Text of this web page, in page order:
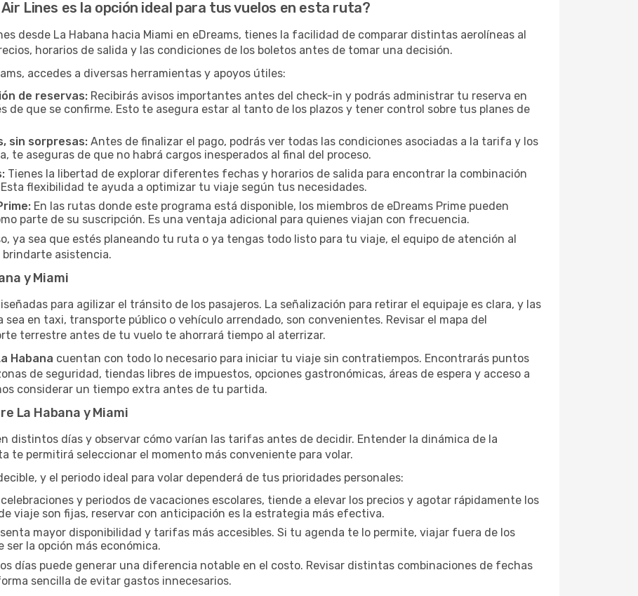
Lines es la opción ideal para tus vuelos en esta ruta?
desde La Habana hacia Miami en eDreams, tienes la facilidad de comparar distintas aerolíneas al
horarios de salida y las condiciones de los boletos antes de tomar una decisión.
accedes a diversas herramientas y apoyos útiles:
de reservas: Recibirás avisos importantes antes del check-in y podrás administrar tu reserva en
de que se confirme. Esto te asegura estar al tanto de los plazos y tener control sobre tus planes de
sin sorpresas: Antes de finalizar el pago, podrás ver todas las condiciones asociadas a la tarifa y los
te aseguras de que no habrá cargos inesperados al final del proceso.
Tienes la libertad de explorar diferentes fechas y horarios de salida para encontrar la combinación
flexibilidad te ayuda a optimizar tu viaje según tus necesidades.
En las rutas donde este programa está disponible, los miembros de eDreams Prime pueden
parte de su suscripción. Es una ventaja adicional para quienes viajan con frecuencia.
ya sea que estés planeando tu ruta o ya tengas todo listo para tu viaje, el equipo de atención al
brindarte asistencia.
y Miami
para agilizar el tránsito de los pasajeros. La señalización para retirar el equipaje es clara, y las
en taxi, transporte público o vehículo arrendado, son convenientes. Revisar el mapa del
terrestre antes de tu vuelo te ahorrará tiempo al aterrizar.
Habana cuentan con todo lo necesario para iniciar tu viaje sin contratiempos. Encontrarás puntos
de seguridad, tiendas libres de impuestos, opciones gastronómicas, áreas de espera y acceso a
considerar un tiempo extra antes de tu partida.
La Habana y Miami
distintos días y observar cómo varían las tarifas antes de decidir. Entender la dinámica de la
te permitirá seleccionar el momento más conveniente para volar.
y el periodo ideal para volar dependerá de tus prioridades personales:
y periodos de vacaciones escolares, tiende a elevar los precios y agotar rápidamente los
viaje son fijas, reservar con anticipación es la estrategia más efectiva.
mayor disponibilidad y tarifas más accesibles. Si tu agenda te lo permite, viajar fuera de los
la opción más económica.
días puede generar una diferencia notable en el costo. Revisar distintas combinaciones de fechas
sencilla de evitar gastos innecesarios.